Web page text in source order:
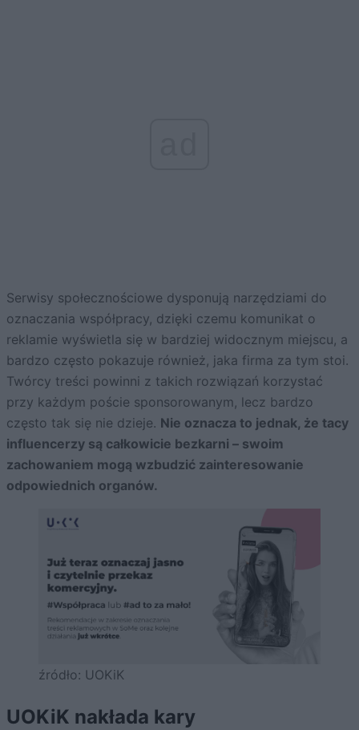
Serwisy społecznościowe dysponują narzędziami do
oznaczania współpracy, dzięki czemu komunikat o
reklamie wyświetla się w bardziej widocznym miejscu, a
bardzo często pokazuje również, jaka firma za tym stoi.
Twórcy treści powinni z takich rozwiązań korzystać
przy każdym poście sponsorowanym, lecz bardzo
często tak się nie dzieje. Nie oznacza to jednak, że tacy
influencerzy są całkowicie bezkarni – swoim
zachowaniem mogą wzbudzić zainteresowanie
odpowiednich organów.
źródło: UOKiK
UOKiK nakłada kary